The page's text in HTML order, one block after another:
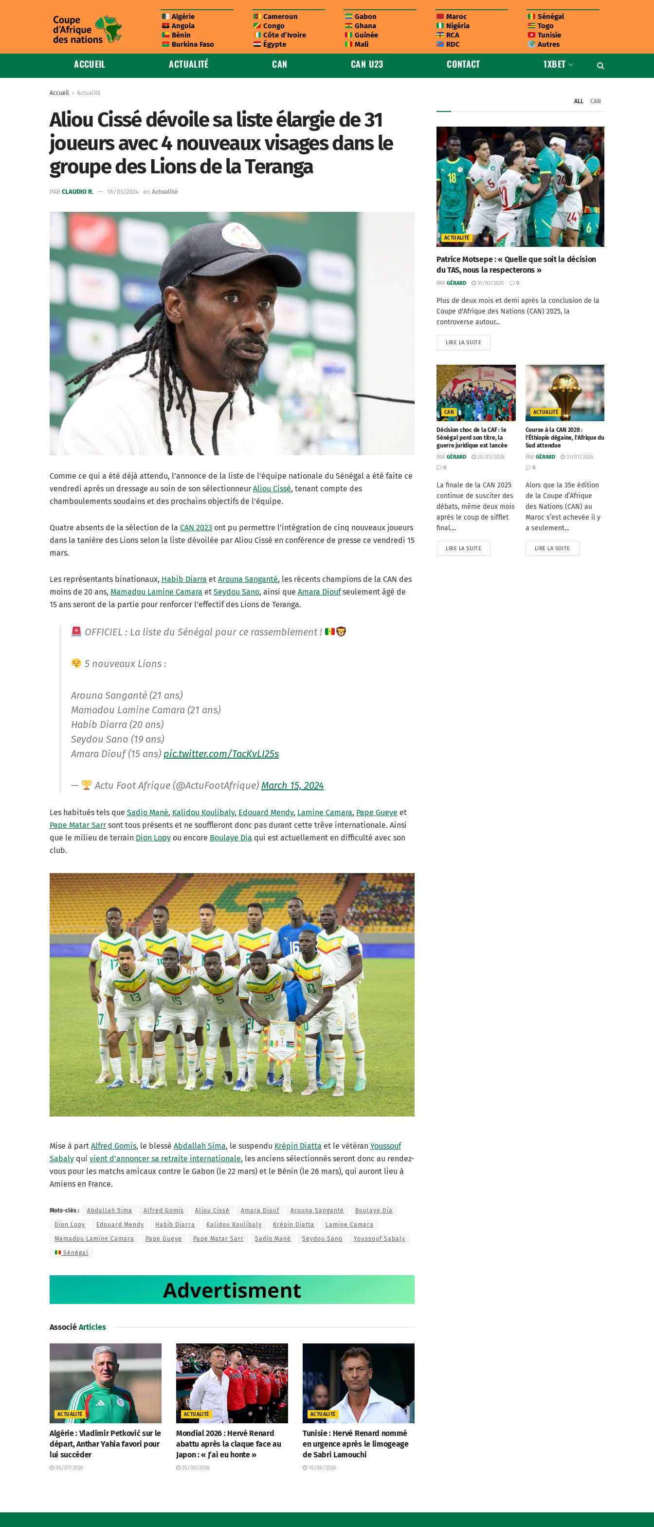
Algérie
Angola
Bénin
Burkina Faso
Cameroun
Congo
Côte d’Ivoire
Égypte
Gabon
Ghana
Guinée
Mali
Maroc
Nigéria
RCA
RDC
Sénégal
Togo
Tunisie
Autres
ACCUEIL ACTUALITÉ CAN CAN U23 CONTACT 1XBET
Accueil Actualité
Aliou Cissé dévoile sa liste élargie de 31
joueurs avec 4 nouveaux visages dans le
groupe des Lions de la Teranga
PAR CLAUDIO R. 16/03/2024 en Actualité
Comme ce qui a été déjà attendu, l’annonce de la liste de l’équipe nationale du Sénégal a été faite ce
vendredi après un dressage au soin de son sélectionneur Aliou Cissé, tenant compte des
chamboulements soudains et des prochains objectifs de l’équipe.
Quatre absents de la sélection de la CAN 2023 ont pu permettre l’intégration de cinq nouveaux joueurs
dans la tanière des Lions selon la liste dévoilée par Aliou Cissé en conférence de presse ce vendredi 15
mars.
Les représentants binationaux, Habib Diarra et Arouna Sanganté, les récents champions de la CAN des
moins de 20 ans, Mamadou Lamine Camara et Seydou Sano, ainsi que Amara Dioufseulement âgé de
15 ans seront de la partie pour renforcer l’effectif des Lions de Teranga.
OFFICIEL : La liste du Sénégal pour ce rassemblement !
5 nouveaux Lions :
Arouna Sanganté (21 ans)
Mamadou Lamine Camara (21 ans)
Habib Diarra (20 ans)
Seydou Sano (19 ans)
Amara Diouf (15 ans) pic.twitter.com/TacKvLI25s
— Actu Foot Afrique (@ActuFootAfrique) March 15, 2024
Les habitués tels que Sadio Mané, Kalidou Koulibaly, Edouard Mendy, Lamine Camara, Pape Gueye et
Pape Matar Sarr sont tous présents et ne souffleront donc pas durant cette trêve internationale. Ainsi
que le milieu de terrain Dion Lopy ou encore Boulaye Dia qui est actuellement en difficulté avec son
club.
Mise à part Alfred Gomis, le blessé Abdallah Sima, le suspendu Krépin Diatta et le vétéran Youssouf
Sabaly qui vient d’annoncer sa retraite internationale, les anciens sélectionnés seront donc au rendez-
vous pour les matchs amicaux contre le Gabon (le 22 mars) et le Bénin (le 26 mars), qui auront lieu à
Amiens en France.
Mots-clés : Abdallah Sima Alfred Gomis Aliou Cissé Amara Diouf Arouna Sanganté Boulaye Dia
Dion Lopy Edouard Mendy Habib Diarra Kalidou Koulibaly Krépin Diatta Lamine Camara
Mamadou Lamine Camara Pape Gueye Pape Matar Sarr Sadio Mané Seydou Sano Youssouf Sabaly
Sénégal
Associé Articles
ACTUALITÉ
Algérie : Vladimir Petković sur le
départ, Anthar Yahia favori pour
lui succéder
06/07/2026
ACTUALITÉ
Mondial 2026 : Hervé Renard
abattu après la claque face au
Japon : « J’ai eu honte »
25/06/2026
ACTUALITÉ
Tunisie : Hervé Renard nommé
en urgence après le limogeage
de Sabri Lamouchi
16/06/2026
ALL CAN
ACTUALITÉ
Patrice Motsepe : « Quelle que soit la décision
du TAS, nous la respecterons »
PAR GÉRARD 31/03/2026 0
Plus de deux mois et demi après la conclusion de la
Coupe d'Afrique des Nations (CAN) 2025, la
controverse autour...
LIRE LA SUITE
CAN
Décision choc de la CAF : le
Sénégal perd son titre, la
guerre juridique est lancée
PAR GÉRARD
20/03/2026
0
La finale de la CAN 2025
continue de susciter des
débats, même deux mois
après le coup de sifflet
final....
LIRE LA SUITE
ACTUALITÉ
Course à la CAN 2028 :
l’Éthiopie dégaine, l’Afrique du
Sud attendue
PAR GÉRARD
31/01/2026
0
Alors que la 35e édition
de la Coupe d’Afrique
des Nations (CAN) au
Maroc s’est achevée il y
a seulement...
LIRE LA SUITE